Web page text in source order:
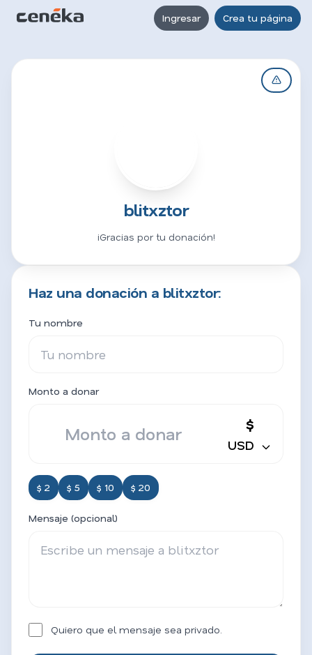
Ingresar Crea tu página
blitxztor
¡Gracias por tu donación!
Haz una donación a blitxztor:
Tu nombre
Monto a donar
$
USD
$ 2 $ 5 $ 10 $ 20
Mensaje (opcional)
Quiero que el mensaje sea privado.